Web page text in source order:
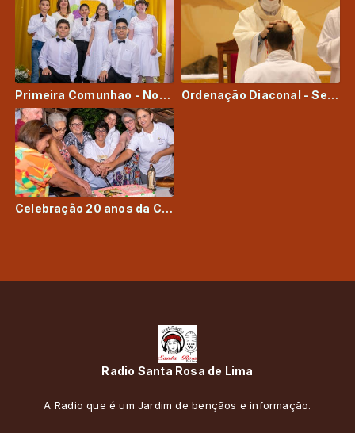
Primeira Comunhao - Novembro de 2021 Ordenação Diaconal - Seminarista Alessandro Geovani Borges
Celebração 20 anos da Comunidade
Radio Santa Rosa de Lima
A Radio que é um Jardim de bençãos e informação.